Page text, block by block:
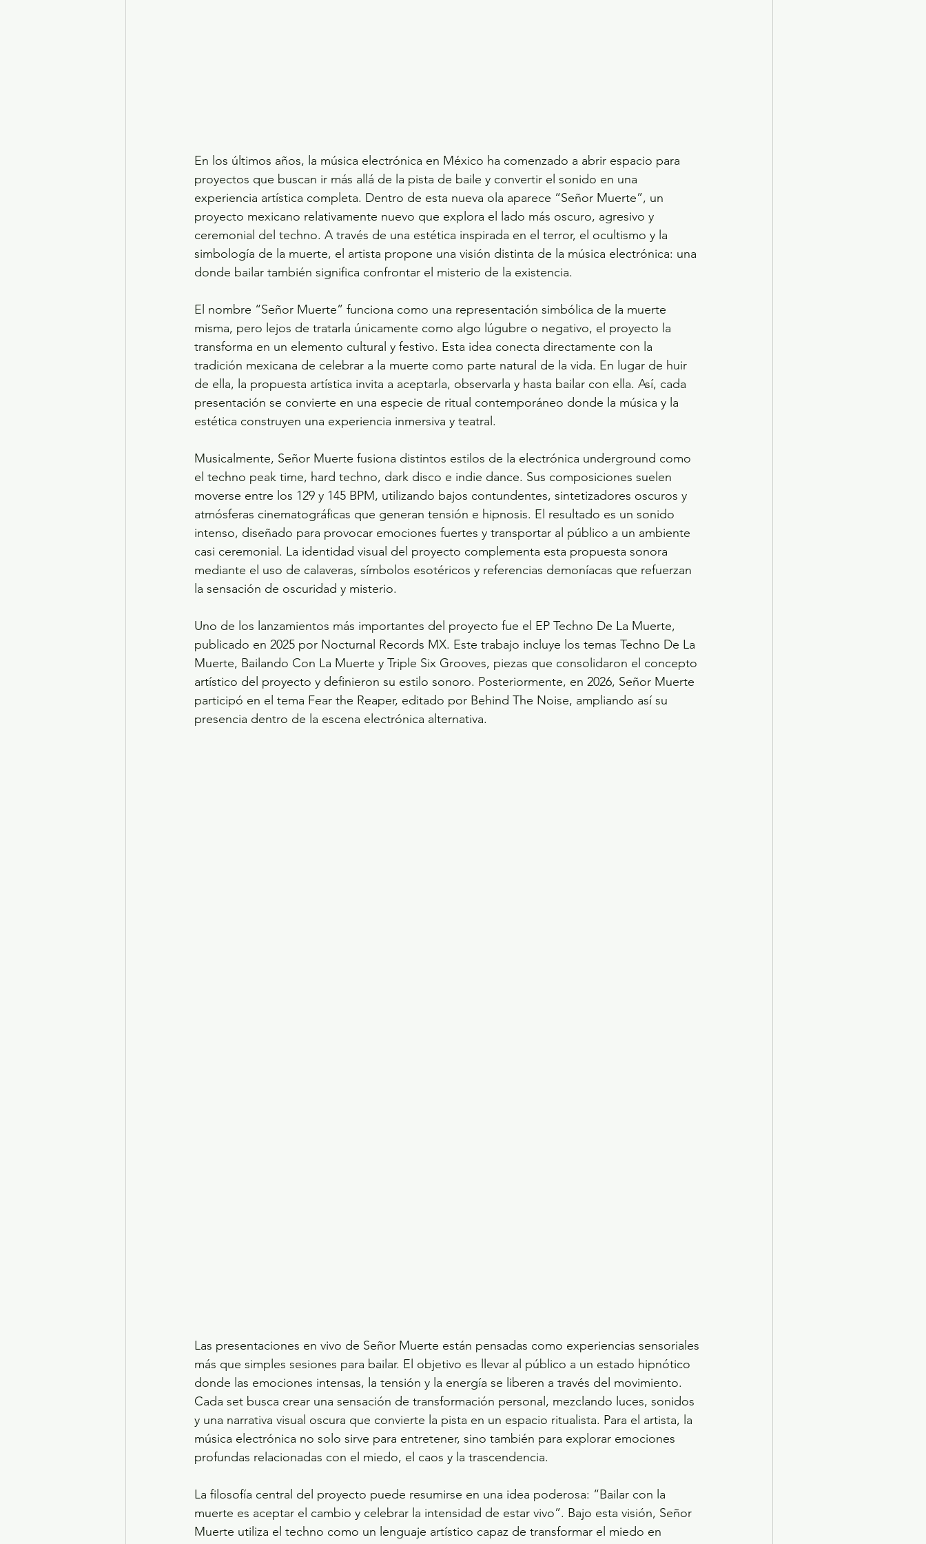
En los últimos años, la música electrónica en México ha comenzado a abrir espacio para
proyectos que buscan ir más allá de la pista de baile y convertir el sonido en una
experiencia artística completa. Dentro de esta nueva ola aparece “Señor Muerte”, un
proyecto mexicano relativamente nuevo que explora el lado más oscuro, agresivo y
ceremonial del techno. A través de una estética inspirada en el terror, el ocultismo y la
simbología de la muerte, el artista propone una visión distinta de la música electrónica: una
donde bailar también significa confrontar el misterio de la existencia.
El nombre “Señor Muerte” funciona como una representación simbólica de la muerte
misma, pero lejos de tratarla únicamente como algo lúgubre o negativo, el proyecto la
transforma en un elemento cultural y festivo. Esta idea conecta directamente con la
tradición mexicana de celebrar a la muerte como parte natural de la vida. En lugar de huir
de ella, la propuesta artística invita a aceptarla, observarla y hasta bailar con ella. Así, cada
presentación se convierte en una especie de ritual contemporáneo donde la música y la
estética construyen una experiencia inmersiva y teatral.
Musicalmente, Señor Muerte fusiona distintos estilos de la electrónica underground como
el techno peak time, hard techno, dark disco e indie dance. Sus composiciones suelen
moverse entre los 129 y 145 BPM, utilizando bajos contundentes, sintetizadores oscuros y
atmósferas cinematográficas que generan tensión e hipnosis. El resultado es un sonido
intenso, diseñado para provocar emociones fuertes y transportar al público a un ambiente
casi ceremonial. La identidad visual del proyecto complementa esta propuesta sonora
mediante el uso de calaveras, símbolos esotéricos y referencias demoníacas que refuerzan
la sensación de oscuridad y misterio.
Uno de los lanzamientos más importantes del proyecto fue el EP Techno De La Muerte,
publicado en 2025 por Nocturnal Records MX. Este trabajo incluye los temas Techno De La
Muerte, Bailando Con La Muerte y Triple Six Grooves, piezas que consolidaron el concepto
artístico del proyecto y definieron su estilo sonoro. Posteriormente, en 2026, Señor Muerte
participó en el tema Fear the Reaper, editado por Behind The Noise, ampliando así su
presencia dentro de la escena electrónica alternativa.
Las presentaciones en vivo de Señor Muerte están pensadas como experiencias sensoriales
más que simples sesiones para bailar. El objetivo es llevar al público a un estado hipnótico
donde las emociones intensas, la tensión y la energía se liberen a través del movimiento.
Cada set busca crear una sensación de transformación personal, mezclando luces, sonidos
y una narrativa visual oscura que convierte la pista en un espacio ritualista. Para el artista, la
música electrónica no solo sirve para entretener, sino también para explorar emociones
profundas relacionadas con el miedo, el caos y la trascendencia.
La filosofía central del proyecto puede resumirse en una idea poderosa: “Bailar con la
muerte es aceptar el cambio y celebrar la intensidad de estar vivo”. Bajo esta visión, Señor
Muerte utiliza el techno como un lenguaje artístico capaz de transformar el miedo en